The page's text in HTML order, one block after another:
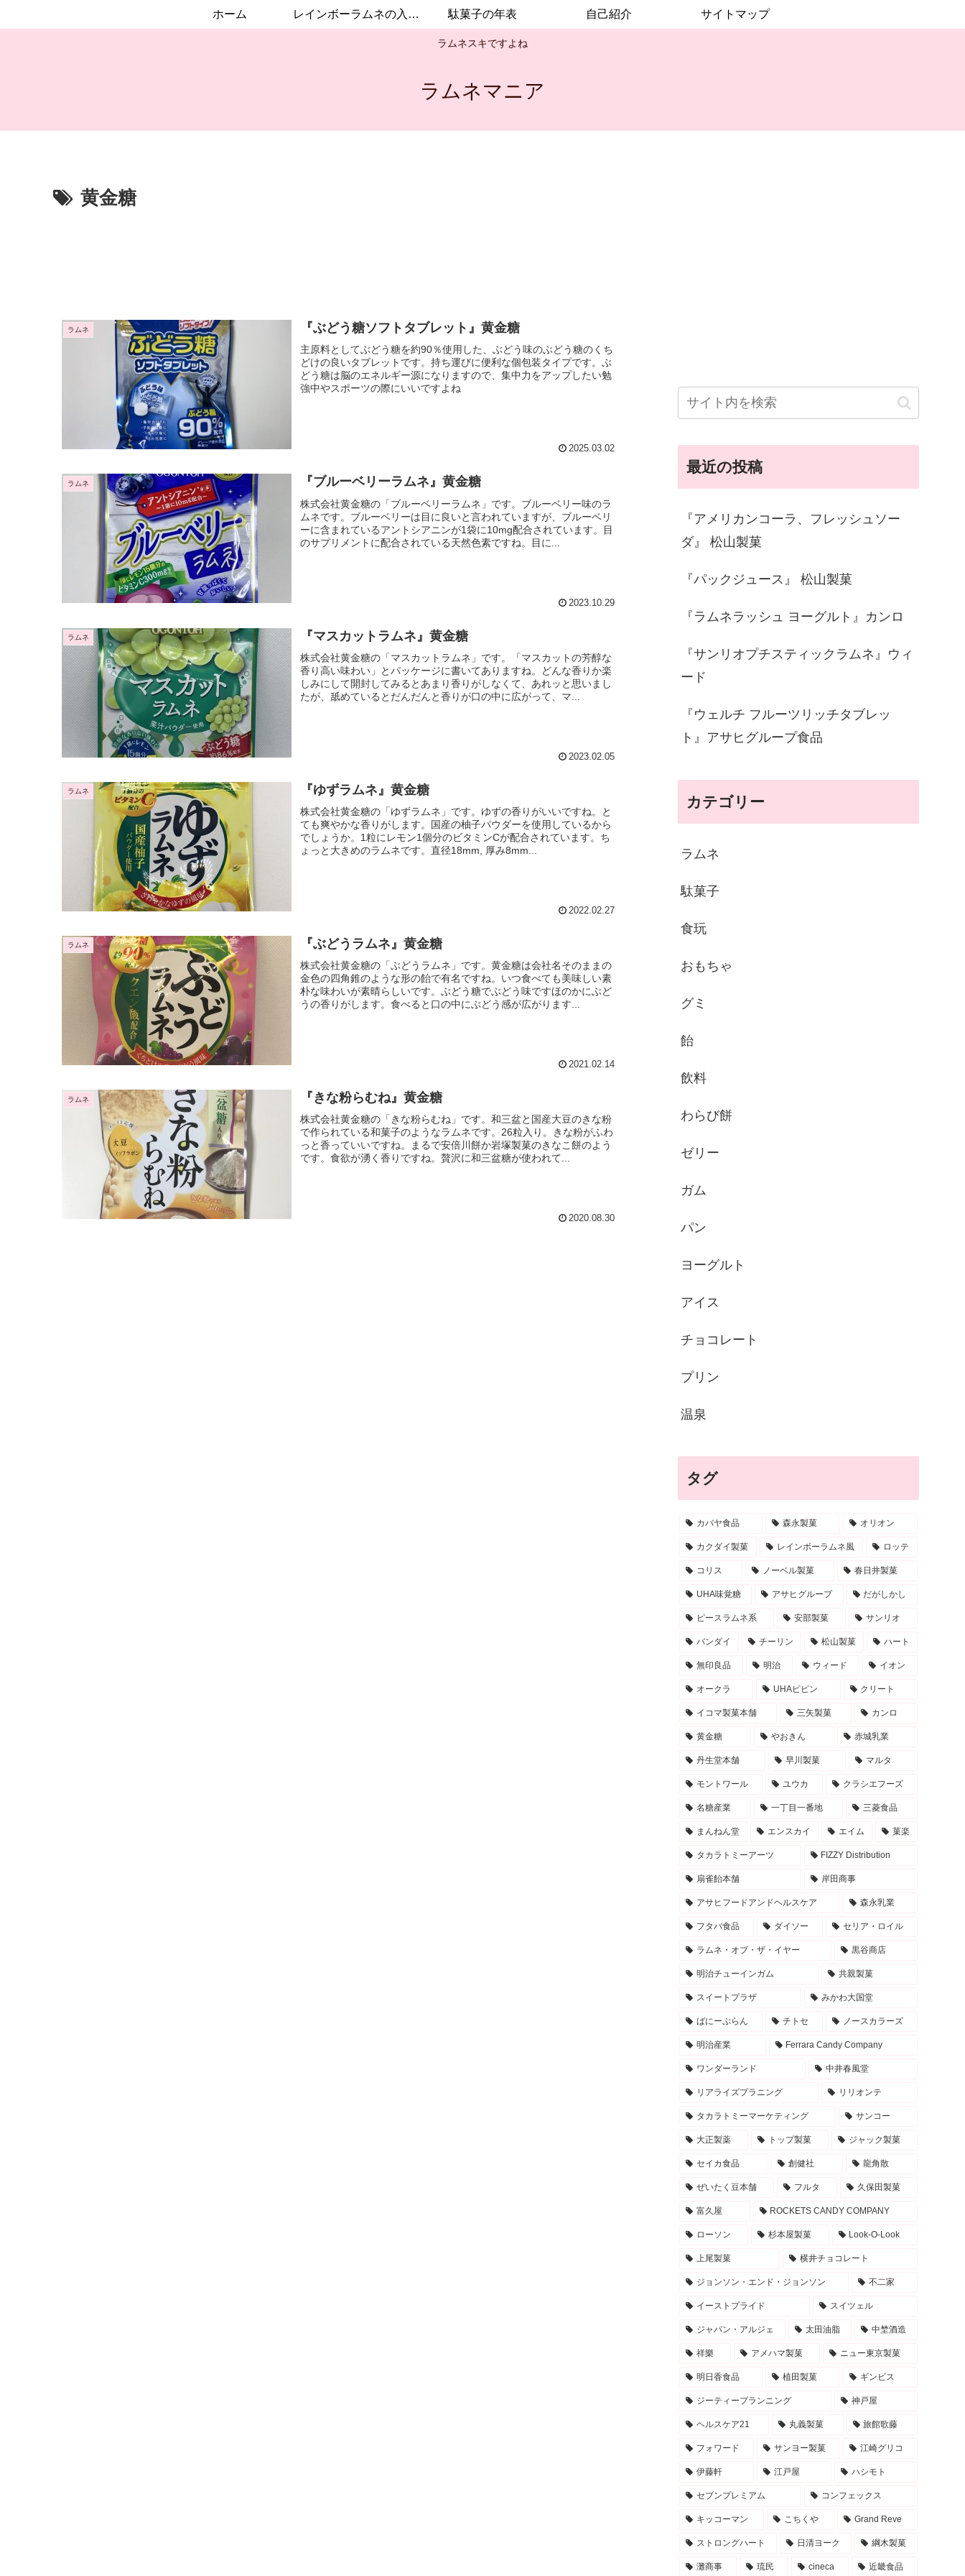
ラムネスキですよね
ラムネマニア
ホーム レインボーラムネの入手方法 駄菓子の年表 自己紹介 サイトマップ
黄金糖
ラムネ 『ぶどう糖ソフトタブレット』黄金糖
主原料としてぶどう糖を約90％使用した、ぶどう味のぶどう糖のくち
どけの良いタブレットです。持ち運びに便利な個包装タイプです。ぶ
どう糖は脳のエネルギー源になりますので、集中力をアップしたい勉
強中やスポーツの際にいいですよね
2025.03.02
ラムネ 『ブルーベリーラムネ』黄金糖
株式会社黄金糖の「ブルーベリーラムネ」です。ブルーベリー味のラ
ムネです。ブルーベリーは目に良いと言われていますが、ブルーベリ
ーに含まれているアントシアニンが1袋に10mg配合されています。目
のサプリメントに配合されている天然色素ですね。目に...
2023.10.29
ラムネ 『マスカットラムネ』黄金糖
株式会社黄金糖の「マスカットラムネ」です。「マスカットの芳醇な
香り高い味わい」とパッケージに書いてありますね。どんな香りか楽
しみにして開封してみるとあまり香りがしなくて、あれッと思いまし
たが、舐めているとだんだんと香りが口の中に広がって、マ...
2023.02.05
ラムネ 『ゆずラムネ』黄金糖
株式会社黄金糖の「ゆずラムネ」です。ゆずの香りがいいですね。と
ても爽やかな香りがします。国産の柚子パウダーを使用しているから
でしょうか。1粒にレモン1個分のビタミンCが配合されています。ち
ょっと大きめのラムネです。直径18mm, 厚み8mm...
2022.02.27
ラムネ 『ぶどうラムネ』黄金糖
株式会社黄金糖の「ぶどうラムネ」です。黄金糖は会社名そのままの
金色の四角錐のような形の飴で有名ですね。いつ食べても美味しい素
朴な味わいが素晴らしいです。ぶどう糖でぶどう味ですほのかにぶど
うの香りがします。食べると口の中にぶどう感が広がります...
2021.02.14
ラムネ 『きな粉らむね』黄金糖
株式会社黄金糖の「きな粉らむね」です。和三盆と国産大豆のきな粉
で作られている和菓子のようなラムネです。26粒入り。きな粉がふわ
っと香っていいですね。まるで安倍川餅か岩塚製菓のきなこ餅のよう
です。食欲が湧く香りですね。贅沢に和三盆糖が使われて...
2020.08.30
最近の投稿
『アメリカンコーラ、フレッシュソー
ダ』 松山製菓
『パックジュース』 松山製菓
『ラムネラッシュ ヨーグルト』カンロ
『サンリオプチスティックラムネ』ウィ
ード
『ウェルチ フルーツリッチタブレッ
ト』アサヒグループ食品
カテゴリー
ラムネ
駄菓子
食玩
おもちゃ
グミ
飴
飲料
わらび餅
ゼリー
ガム
パン
ヨーグルト
アイス
チョコレート
プリン
温泉
タグ
カバヤ食品 森永製菓 オリオン
カクダイ製菓 レインボーラムネ風 ロッテ
コリス ノーベル製菓 春日井製菓
UHA味覚糖 アサヒグループ だがしかし
ピースラムネ系 安部製菓 サンリオ
バンダイ チーリン 松山製菓 ハート
無印良品 明治 ウィード イオン
オークラ UHAピピン クリート
イコマ製菓本舗 三矢製菓 カンロ
黄金糖 やおきん 赤城乳業
丹生堂本舗 早川製菓 マルタ
モントワール ユウカ クラシエフーズ
名糖産業 一丁目一番地 三菱食品
まんねん堂 エンスカイ エイム 菓楽
タカラトミーアーツ FIZZY Distribution
扇雀飴本舗 岸田商事
アサヒフードアンドヘルスケア 森永乳業
フタバ食品 ダイソー セリア・ロイル
ラムネ・オブ・ザ・イヤー 黒谷商店
明治チューインガム 共親製菓
スイートプラザ みかわ大国堂
ばにーぷらん チトセ ノースカラーズ
明治産業 Ferrara Candy Company
ワンダーランド 中井春風堂
リアライズプラニング リリオンテ
タカラトミーマーケティング サンコー
大正製薬 トップ製菓 ジャック製菓
セイカ食品 創健社 龍角散
ぜいたく豆本舗 フルタ 久保田製菓
富久屋 ROCKETS CANDY COMPANY
ローソン 杉本屋製菓 Look-O-Look
上尾製菓 横井チョコレート
ジョンソン・エンド・ジョンソン 不二家
イーストプライド スイツェル
ジャパン・アルジェ 太田油脂 中埜酒造
祥樂 アメハマ製菓 ニュー東京製菓
明日香食品 植田製菓 ギンビス
ジーティープランニング 神戸屋
ヘルスケア21 丸義製菓 旅館歌藤
フォワード サンヨー製菓 江崎グリコ
伊藤軒 江戸屋 ハシモト
セブンプレミアム コンフェックス
キッコーマン こちくや Grand Reve
ストロングハート 日清ヨーク 綱木製菓
灘商事 琉民 cineca 近畿食品